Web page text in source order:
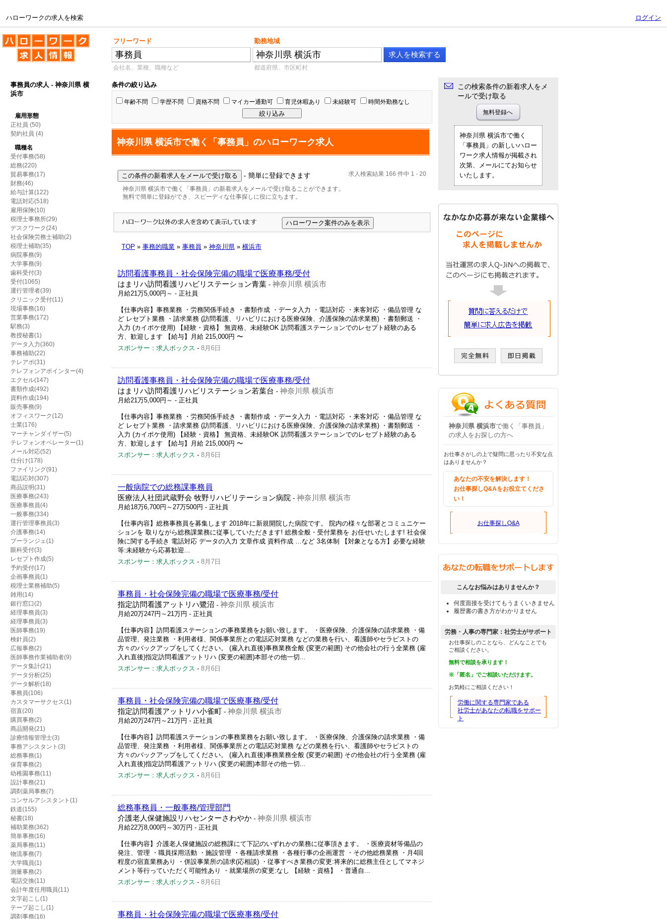
ハローワークの求人を検索 ログイン
ハローワークの求人を検索 フリーワード 勤務地域
会社名、業種、職種など 都道府県、市区町村
事務員の求人 - 神奈川県 横
浜市
雇用形態
正社員 (50)
契約社員 (4)
職種名
受付事務(58)
総務(220)
貿易事務(17)
財務(46)
給与計算(122)
電話対応(518)
雇用保険(10)
税理士事務所(29)
デスクワーク(24)
社会保険労務士補助(2)
税理士補助(35)
病院事務(9)
大学事務(9)
歯科受付(3)
受付(1065)
運行管理者(39)
クリニック受付(11)
現場事務(16)
営業事務(172)
駅務(3)
教授秘書(1)
データ入力(360)
事務補助(22)
テレアポ(31)
テレフォンアポインター(4)
エクセル(147)
書類作成(492)
資料作成(194)
販売事務(9)
オフィスワーク(12)
士業(176)
マーチャンダイザー(5)
テレフォンオペレーター(1)
メール対応(52)
仕分け(178)
ファイリング(91)
電話応対(307)
商品説明(31)
医療事務(243)
医療事務員(4)
一般事務(334)
運行管理事務員(3)
介護事務(14)
ブーランジェ(1)
眼科受付(3)
レセプト作成(5)
予約受付(17)
企画事務員(1)
税理士業務補助(5)
雑用(14)
銀行窓口(2)
経理事務員(3)
経理事務員(3)
医師事務(19)
検針員(2)
広報事務(2)
医師事務作業補助者(9)
データ集計(21)
データ分析(25)
データ解析(18)
事務員(106)
カスタマーサクセス(1)
宿直(20)
購買事務(2)
商品開発(21)
診療情報管理士(3)
事務アシスタント(3)
総務事務(1)
保育事務(2)
幼稚園事務(11)
設計事務(21)
調剤薬局事務(7)
コンサルアシスタント(1)
鉄道(155)
秘書(18)
補助業務(362)
簡単事務(16)
薬局事務(11)
物流事務(7)
大学職員(1)
測量事務(2)
電話交換(11)
会計年度任用職員(11)
文字起こし(1)
テープ起こし(1)
調剤事務(16)
条件の絞り込み
年齢不問 学歴不問 資格不問 マイカー通勤可 育児休暇あり 未経験可 時間外勤務なし
神奈川県 横浜市で働く「事務員」のハローワーク求人
求人検索結果 166 件中 1 - 20
- 簡単に登録できます
神奈川県 横浜市で働く「事務員」の新着求人をメールで受け取ることができます。
無料で簡単に登録ができ、スピーディな仕事探しに役に立ちます。
TOP » 事務的職業 » 事務員 » 神奈川県 » 横浜市
訪問看護事務員・社会保険完備の職場で医療事務/受付
はまリハ訪問看護リハビリステーション青葉 - 神奈川県 横浜市
月給21万5,000円～ - 正社員
【仕事内容】事務業務 ・労務関係手続き ・書類作成 ・データ入力 ・電話対応 ・来客対応 ・備品管理 な
ど レセプト業務 ・請求業務 (訪問看護、リハビリにおける医療保険、介護保険の請求業務) ・書類郵送 ・
入力 (カイポケ使用) 【経験・資格】 無資格、未経験OK 訪問看護ステーションでのレセプト経験のある
方、歓迎します 【給与】月給 215,000円 〜
スポンサー：求人ボックス - 8月6日
訪問看護事務員・社会保険完備の職場で医療事務/受付
はまリハ訪問看護リハビリステーション若葉台 - 神奈川県 横浜市
月給21万5,000円～ - 正社員
【仕事内容】事務業務 ・労務関係手続き ・書類作成 ・データ入力 ・電話対応 ・来客対応 ・備品管理 な
ど レセプト業務 ・請求業務 (訪問看護、リハビリにおける医療保険、介護保険の請求業務) ・書類郵送 ・
入力 (カイポケ使用) 【経験・資格】 無資格、未経験OK 訪問看護ステーションでのレセプト経験のある
方、歓迎します 【給与】月給 215,000円 〜
スポンサー：求人ボックス - 8月6日
一般病院での総務課事務員
医療法人社団武蔵野会 牧野リハビリテーション病院 - 神奈川県 横浜市
月給18万6,700円～27万500円 - 正社員
【仕事内容】総務事務員を募集します 2018年に新規開院した病院です。 院内の様々な部署とコミュニケー
ションを 取りながら総務課業務に従事していただきます! 総務全般・受付業務を お任せいたします! 社会保
険に関する手続き 電話対応 データの入力 文章作成 資料作成 …など 3名体制 【対象となる方】必要な経験
等:未経験から応募歓迎...
スポンサー：求人ボックス - 8月7日
事務員・社会保険完備の職場で医療事務/受付
指定訪問看護アットリハ鷺沼 - 神奈川県 横浜市
月給20万247円～21万円 - 正社員
【仕事内容】訪問看護ステーションの事務業務をお願い致します。 ・医療保険、介護保険の請求業務 ・備
品管理、発注業務 ・利用者様、関係事業所との電話応対業務 などの業務を行い、看護師やセラピストの
方々のバックアップをしてください。 (雇入れ直後)事務業務全般 (変更の範囲) その他会社の行う全業務 (雇
入れ直後)指定訪問看護アットリハ (変更の範囲)本部その他一切...
スポンサー：求人ボックス - 8月6日
事務員・社会保険完備の職場で医療事務/受付
指定訪問看護アットリハ小雀町 - 神奈川県 横浜市
月給20万247円～21万円 - 正社員
【仕事内容】訪問看護ステーションの事務業務をお願い致します。 ・医療保険、介護保険の請求業務 ・備
品管理、発注業務 ・利用者様、関係事業所との電話応対業務 などの業務を行い、看護師やセラピストの
方々のバックアップをしてください。 (雇入れ直後)事務業務全般 (変更の範囲) その他会社の行う全業務 (雇
入れ直後)指定訪問看護アットリハ (変更の範囲)本部その他一切...
スポンサー：求人ボックス - 8月6日
総務事務員・一般事務/管理部門
介護老人保健施設リハセンターさわやか - 神奈川県 横浜市
月給22万8,000円～30万円 - 正社員
【仕事内容】介護老人保健施設の総務課にて下記のいずれかの業務に従事頂きます。 ・医療資材等備品の
発注、管理 ・職員採用活動 ・施設管理 ・各種請求業務 ・各種行事の企画運営 ・その他総務業務 ・月4回
程度の宿直業務あり ・併設事業所の請求(応相談) ・従事すべき業務の変更:将来的に総務主任としてマネジ
メント等行っていただく可能性あり ・就業場所の変更:なし 【経験・資格】 ・普通自...
スポンサー：求人ボックス - 8月6日
事務員・社会保険完備の職場で医療事務/受付
この検索条件の新着求人をメ
ールで受け取る
神奈川県 横浜市で働く
「事務員」の新しいハロー
ワーク求人情報が掲載され
次第、メールにてお知らせ
いたします。
神奈川県 横浜市で働く「事務員」
の求人をお探しの方へ
お仕事さがしの上で疑問に思ったり不安な点
はありませんか？
あなたの不安を解決します！
お仕事探しQ&Aをお役立てくださ
い！
お仕事探しQ&A
こんなお悩みはありませんか？
何度面接を受けてもうまくいきません
履歴書の書き方がわかりません
労務・人事の専門家：社労士がサポート
お仕事探しのことなら、どんなことでも
ご相談ください。
無料で相談を承ります！
※「匿名」でご相談いただけます。
お気軽にご相談ください！
労働に関する専門家である
社労士があなたの転職をサポー
ト